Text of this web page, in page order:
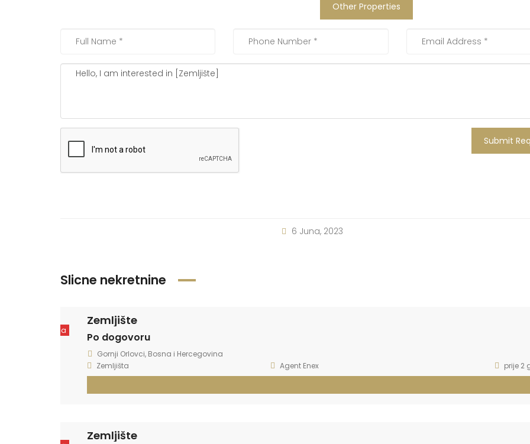
Other Properties
Submit
6 Juna, 2023
Slicne nekretnine
Prodaja
Zemljište
Po dogovoru
Gornji Orlovci, Bosna i Hercegovina
Zemljišta
Agent Enex prije 2
Zemljište